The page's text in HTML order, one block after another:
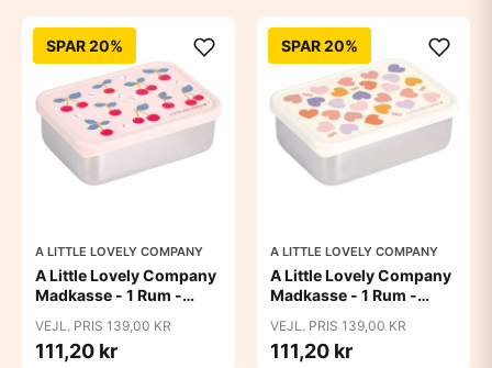
SPAR 20%
A LITTLE LOVELY COMPANY
A Little Lovely Company
Madkasse - 1 Rum -
Cherries
VEJL. PRIS 139,00 KR
111,20 kr
SPAR 20%
A LITTLE LOVELY COMPANY
A Little Lovely Company
Madkasse - 1 Rum -
Hearts
VEJL. PRIS 139,00 KR
111,20 kr